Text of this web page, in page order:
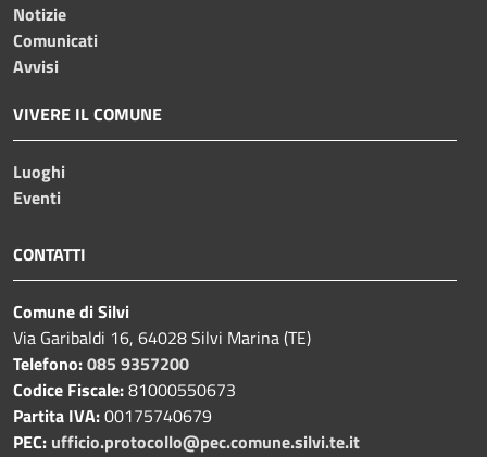
Notizie
Comunicati
Avvisi
VIVERE IL COMUNE
Luoghi
Eventi
CONTATTI
Comune di Silvi
Via Garibaldi 16, 64028 Silvi Marina (TE)
Telefono:085 9357200
Codice Fiscale:81000550673
Partita IVA:00175740679
PEC: ufficio.protocollo@pec.comune.silvi.te.it